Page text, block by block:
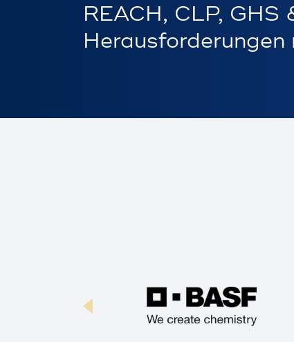
REACH, CLP,
Herausforderungen